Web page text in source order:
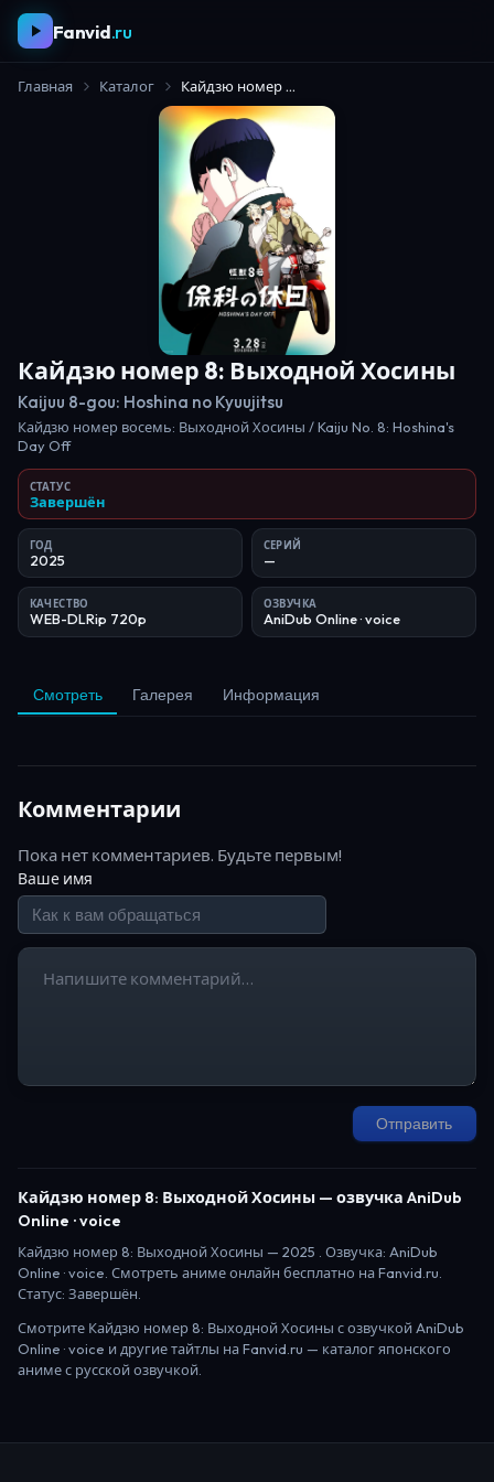
Fanvid.ru
Главная Каталог Кайдзю номер 8: Выходной Хосины
Кайдзю номер 8: Выходной Хосины
Kaijuu 8-gou: Hoshina no Kyuujitsu
Кайдзю номер восемь: Выходной Хосины / Kaiju No. 8: Hoshina's
Day Off
СТАТУС
Завершён
ГОД
2025
СЕРИЙ
—
КАЧЕСТВО
WEB-DLRip 720p
ОЗВУЧКА
AniDub Online· voice
Смотреть Галерея Информация
Комментарии
Пока нет комментариев. Будьте первым!
Ваше имя
Отправить
Кайдзю номер 8: Выходной Хосины — озвучка AniDub
Online · voice
Кайдзю номер 8: Выходной Хосины — 2025
. Озвучка: AniDub
Online · voice. Смотреть аниме онлайн бесплатно на Fanvid.ru.
Статус: Завершён
Смотрите Кайдзю номер 8: Выходной Хосины с озвучкой AniDub
Online · voice и другие тайтлы на Fanvid.ru — каталог японского
аниме с русской озвучкой.